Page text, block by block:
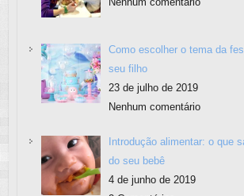
Como escolher o tema da
seu filho
23 de julho de 2019
Nenhum comentário
Introdução alimentar: o que
do seu bebê
4 de junho de 2019